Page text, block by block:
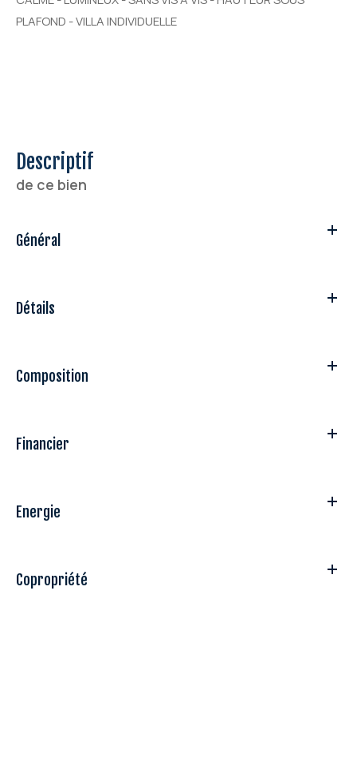
PLAFOND - VILLA INDIVIDUELLE
descriptif
de ce bien
Général
Détails
Composition
Financier
Energie
Copropriété